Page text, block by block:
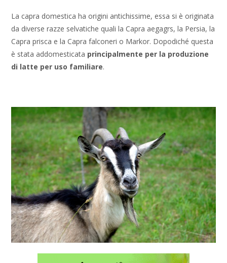
La capra domestica ha origini antichissime, essa si è originata
da diverse razze selvatiche quali la Capra aegagrs, la Persia, la
Capra prisca e la Capra falconeri o Markor. Dopodiché questa
è stata addomesticata principalmente per la produzione
di latte per uso familiare.